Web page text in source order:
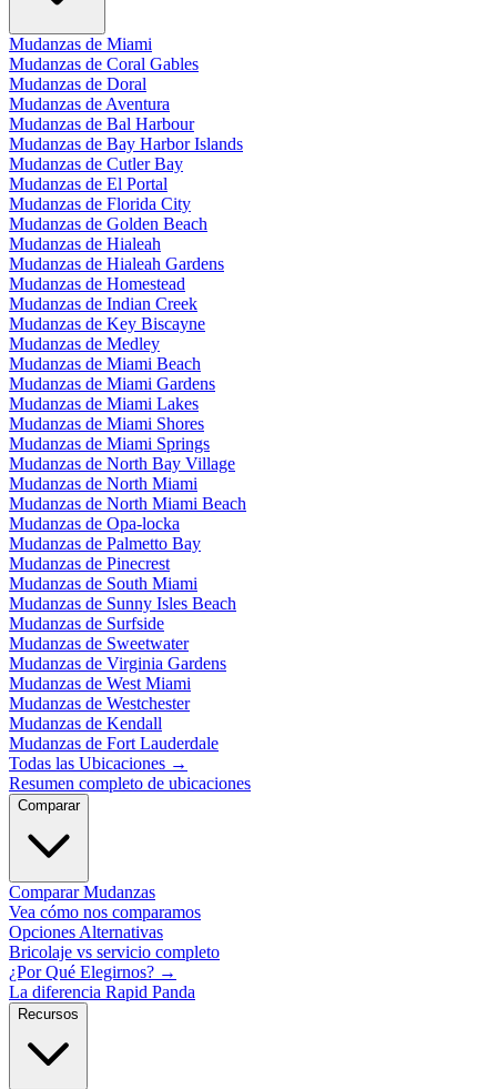
Mudanzas de Miami
Mudanzas de Coral Gables
Mudanzas de Doral
Mudanzas de Aventura
Mudanzas de Bal Harbour
Mudanzas de Bay Harbor Islands
Mudanzas de Cutler Bay
Mudanzas de El Portal
Mudanzas de Florida City
Mudanzas de Golden Beach
Mudanzas de Hialeah
Mudanzas de Hialeah Gardens
Mudanzas de Homestead
Mudanzas de Indian Creek
Mudanzas de Key Biscayne
Mudanzas de Medley
Mudanzas de Miami Beach
Mudanzas de Miami Gardens
Mudanzas de Miami Lakes
Mudanzas de Miami Shores
Mudanzas de Miami Springs
Mudanzas de North Bay Village
Mudanzas de North Miami
Mudanzas de North Miami Beach
Mudanzas de Opa-locka
Mudanzas de Palmetto Bay
Mudanzas de Pinecrest
Mudanzas de South Miami
Mudanzas de Sunny Isles Beach
Mudanzas de Surfside
Mudanzas de Sweetwater
Mudanzas de Virginia Gardens
Mudanzas de West Miami
Mudanzas de Westchester
Mudanzas de Kendall
Mudanzas de Fort Lauderdale
Todas las Ubicaciones →
Resumen completo de ubicaciones
Comparar
Comparar Mudanzas
Vea cómo nos comparamos
Opciones Alternativas
Bricolaje vs servicio completo
¿Por Qué Elegirnos? →
La diferencia Rapid Panda
Recursos